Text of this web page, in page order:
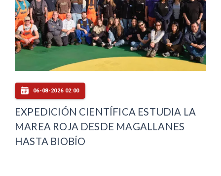
06-08-2026 02:00
EXPEDICIÓN CIENTÍFICA ESTUDIA LA
MAREA ROJA DESDE MAGALLANES
HASTA BIOBÍO